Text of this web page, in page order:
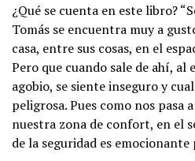
¿Qué se cuenta en este libro?
Tomás se encuentra muy a
casa, entre sus cosas, en el
Pero que cuando sale de ahí,
agobio, se siente inseguro y
peligrosa. Pues como nos pasa
nuestra zona de confort, en el
de la seguridad es emocionante